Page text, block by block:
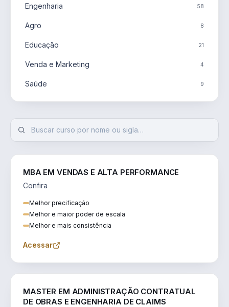
Engenharia 58
Agro 8
Educação 21
Venda e Marketing 4
Saúde 9
MBA EM VENDAS E ALTA PERFORMANCE
Confira
Melhor precificação
Melhor e maior poder de escala
Melhor e mais consistência
Acessar
MASTER EM ADMINISTRAÇÃO CONTRATUAL
DE OBRAS E ENGENHARIA DE CLAIMS